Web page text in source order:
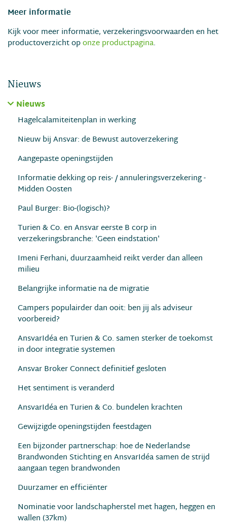
Meer informatie
Kijk voor meer informatie, verzekeringsvoorwaarden en het
productoverzicht oponze productpagina.
Nieuws
Nieuws
Hagelcalamiteitenplan in werking
Nieuw bij Ansvar: de Bewust autoverzekering
Aangepaste openingstijden
Informatie dekking op reis- / annuleringsverzekering -
Midden Oosten
Paul Burger: Bio-(logisch)?
Turien & Co. en Ansvar eerste B corp in
verzekeringsbranche: 'Geen eindstation'
Imeni Ferhani, duurzaamheid reikt verder dan alleen
milieu
Belangrijke informatie na de migratie
Campers populairder dan ooit: ben jij als adviseur
voorbereid?
AnsvarIdéa en Turien & Co. samen sterker de toekomst
in door integratie systemen
Ansvar Broker Connect definitief gesloten
Het sentiment is veranderd
AnsvarIdéa en Turien & Co. bundelen krachten
Gewijzigde openingstijden feestdagen
Een bijzonder partnerschap: hoe de Nederlandse
Brandwonden Stichting en AnsvarIdéa samen de strijd
aangaan tegen brandwonden
Duurzamer en efﬁciënter
Nominatie voor landschapherstel met hagen, heggen en
wallen (37km)